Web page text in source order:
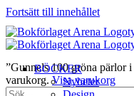
Fortsätt till innehållet
BÖCKER
Nyheter
”Gunnels 100 gröna pärlor
varukorg.Visa varukorg